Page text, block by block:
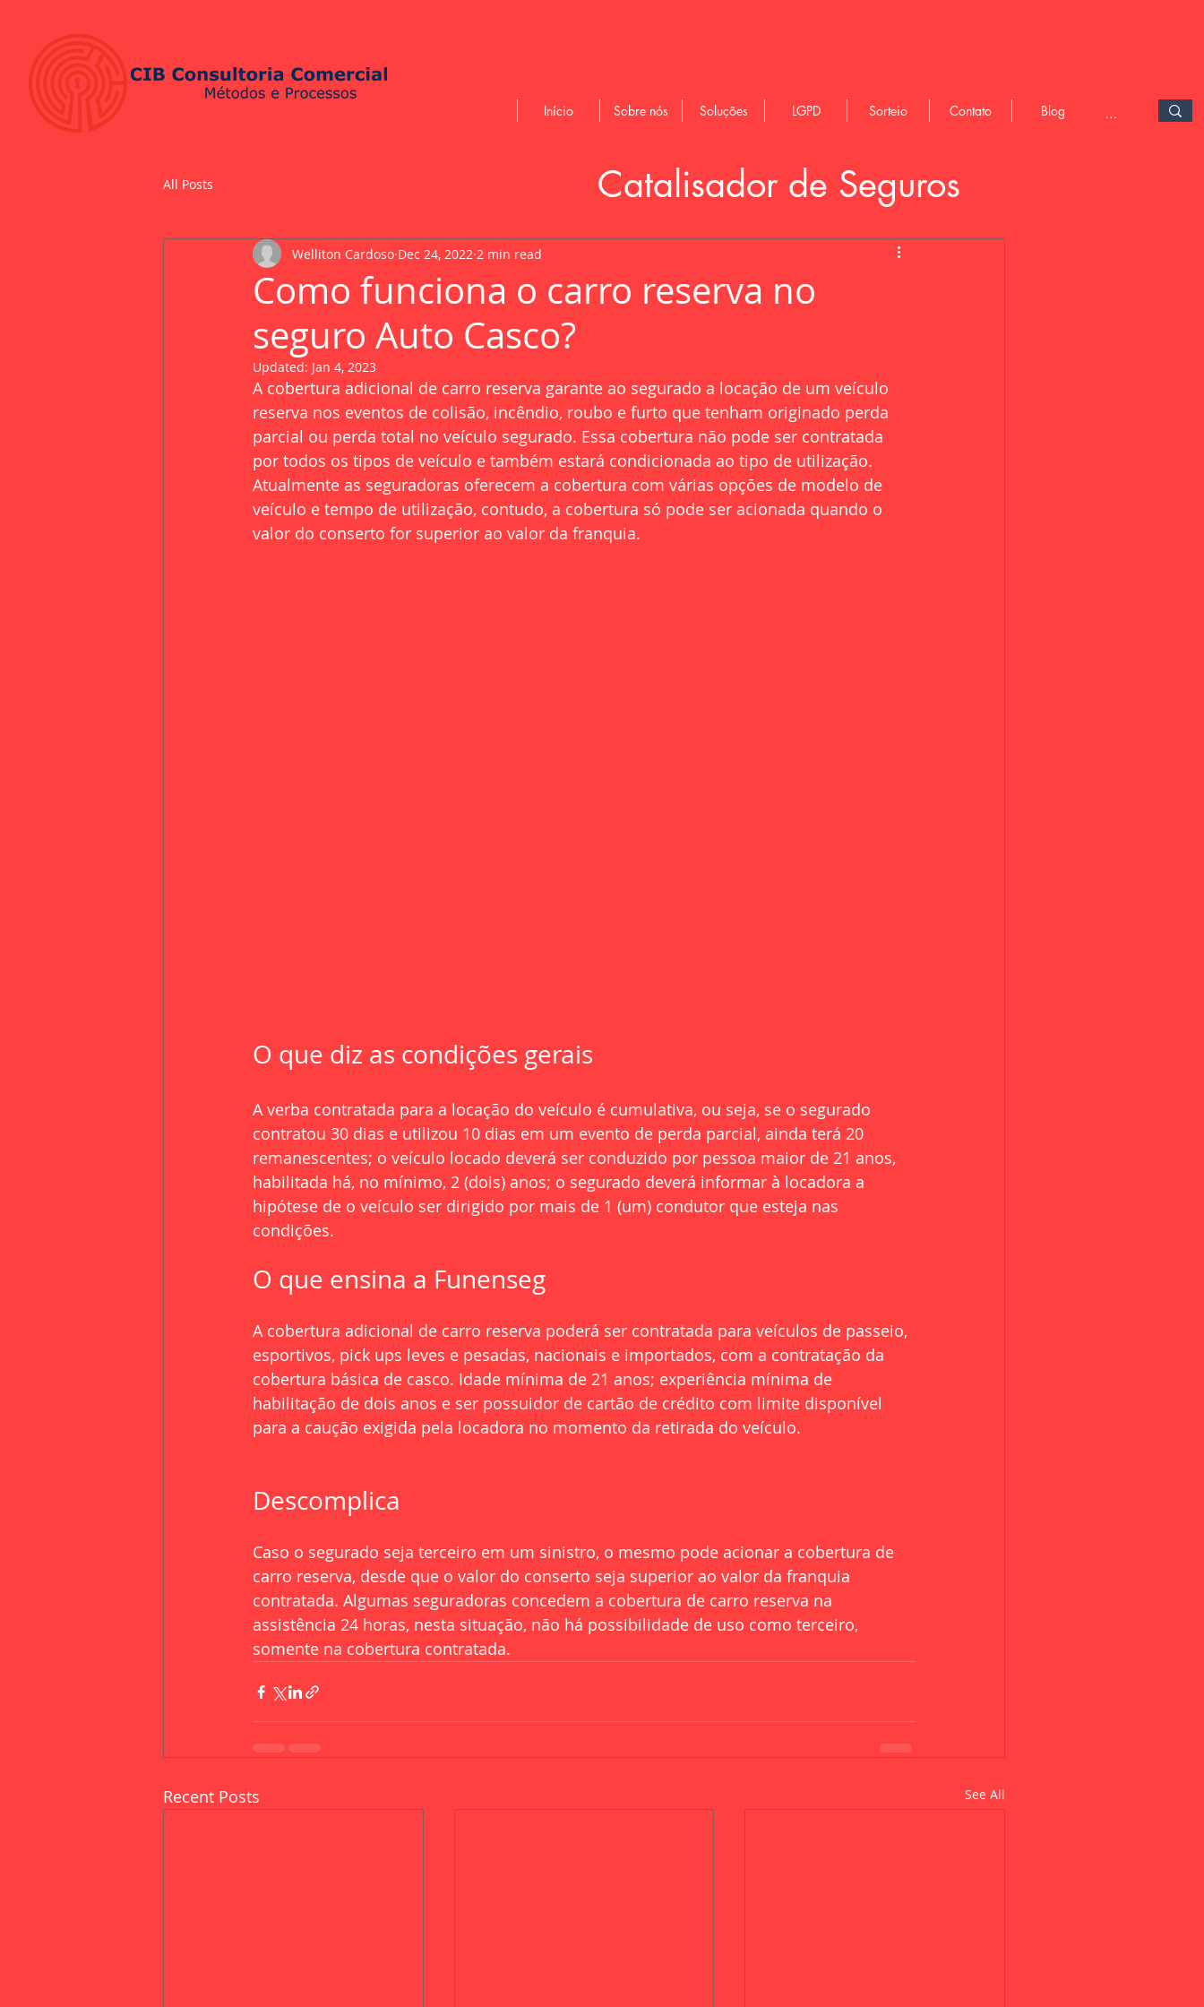
Início Sobre nós Soluções LGPD Sorteio Contato Blog
All Posts
Como funciona o carro reserva no
seguro Auto Casco?
Welliton Cardoso Dec 24, 2022 2 min read
Updated: Jan 4, 2023
A cobertura adicional de carro reserva garante ao segurado a locação de um veículo
reserva nos eventos de colisão, incêndio, roubo e furto que tenham originado perda
parcial ou perda total no veículo segurado. Essa cobertura não pode ser contratada
por todos os tipos de veículo e também estará condicionada ao tipo de utilização.
Atualmente as seguradoras oferecem a cobertura com várias opções de modelo de
veículo e tempo de utilização, contudo, a cobertura só pode ser acionada quando o
valor do conserto for superior ao valor da franquia.
O que diz as condições gerais
A verba contratada para a locação do veículo é cumulativa, ou seja, se o segurado
contratou 30 dias e utilizou 10 dias em um evento de perda parcial, ainda terá 20
remanescentes; o veículo locado deverá ser conduzido por pessoa maior de 21 anos,
habilitada há, no mínimo, 2 (dois) anos; o segurado deverá informar à locadora a
hipótese de o veículo ser dirigido por mais de 1 (um) condutor que esteja nas
condições.
O que ensina a Funenseg
A cobertura adicional de carro reserva poderá ser contratada para veículos de passeio,
esportivos, pick ups leves e pesadas, nacionais e importados, com a contratação da
cobertura básica de casco. Idade mínima de 21 anos; experiência mínima de
habilitação de dois anos e ser possuidor de cartão de crédito com limite disponível
para a caução exigida pela locadora no momento da retirada do veículo.
Descomplica
Caso o segurado seja terceiro em um sinistro, o mesmo pode acionar a cobertura de
carro reserva, desde que o valor do conserto seja superior ao valor da franquia
contratada. Algumas seguradoras concedem a cobertura de carro reserva na
assistência 24 horas, nesta situação, não há possibilidade de uso como terceiro,
somente na cobertura contratada.
Recent Posts See All
Catalisador de Seguros